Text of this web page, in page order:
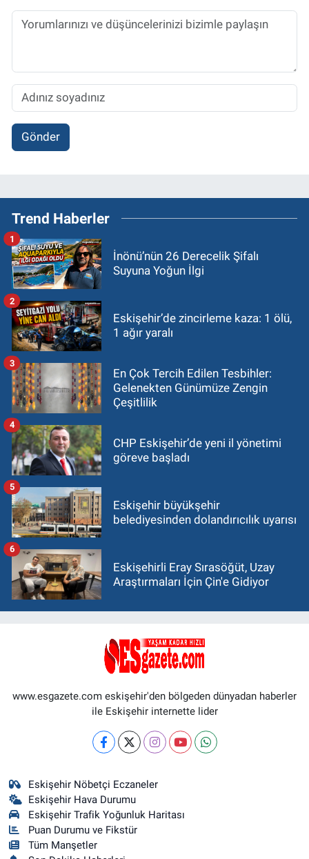
Gönder
Trend Haberler
İnönü’nün 26 Derecelik Şifalı
Suyuna Yoğun İlgi
1
Eskişehir’de zincirleme kaza: 1 ölü,
1 ağır yaralı
2
En Çok Tercih Edilen Tesbihler:
Gelenekten Günümüze Zengin
Çeşitlilik
3
CHP Eskişehir’de yeni il yönetimi
göreve başladı
4
Eskişehir büyükşehir
belediyesinden dolandırıcılık uyarısı
5
Eskişehirli Eray Sırasöğüt, Uzay
Araştırmaları İçin Çin'e Gidiyor
6
www.esgazete.com eskişehir'den bölgeden dünyadan haberler
ile Eskişehir internette lider
Eskişehir Nöbetçi Eczaneler
Eskişehir Hava Durumu
Eskişehir Trafik Yoğunluk Haritası
Puan Durumu ve Fikstür
Tüm Manşetler